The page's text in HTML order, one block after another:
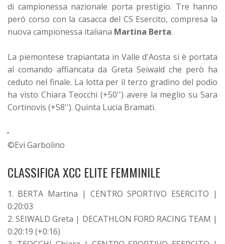
di campionessa nazionale porta prestigio. Tre hanno
però corso con la casacca del CS Esercito, compresa la
nuova campionessa italiana Martina Berta.
La piemontese trapiantata in Valle d'Aosta si è portata
al comando affiancata da Greta Seiwald che però ha
ceduto nel finale. La lotta per il terzo gradino del podio
ha visto Chiara Teocchi (+50'') avere la meglio su Sara
Cortinovis (+58''). Quinta Lucia Bramati.
©Evi Garbolino
CLASSIFICA XCC ELITE FEMMINILE
1. BERTA Martina | CENTRO SPORTIVO ESERCITO |
0:20:03
2. SEIWALD Greta | DECATHLON FORD RACING TEAM |
0:20:19 (+0:16)